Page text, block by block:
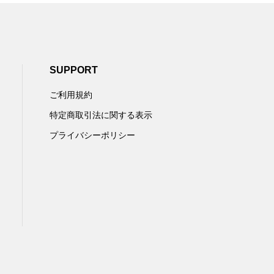
SUPPORT
ご利用規約
特定商取引法に関する表示
プライバシーポリシー